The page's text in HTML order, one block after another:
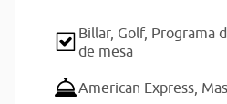
Billar, Golf, Programa
de mesa
American Express,